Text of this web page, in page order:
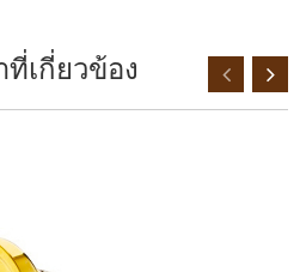
เกี่ยวข้อง